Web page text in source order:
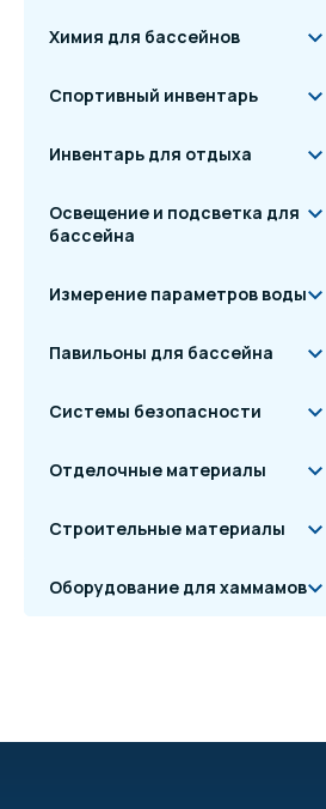
Химия для бассейнов
Спортивный инвентарь
Инвентарь для отдыха
Освещение и подсветка для
бассейна
Измерение параметров воды
Павильоны для бассейна
Системы безопасности
Отделочные материалы
Строительные материалы
Оборудование для хаммамов